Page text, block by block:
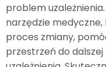
problem
narzędzie
proces zmiany,
przestrzeń do